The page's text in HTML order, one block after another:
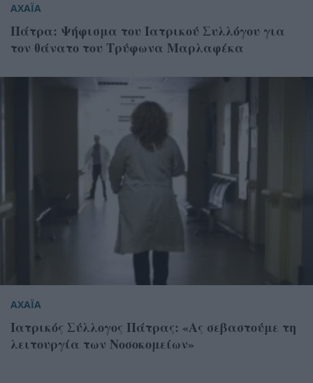
ΑΧΑΪΑ
Πάτρα: Ψήφισμα του Ιατρικού Συλλόγου για
τον θάνατο του Τρύφωνα Μαρλαφέκα
ΑΧΑΪΑ
Ιατρικός Σύλλογος Πάτρας: «Ας σεβαστούμε τη
λειτουργία των Νοσοκομείων»